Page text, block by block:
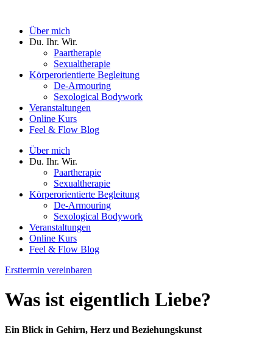
springenÜber mich
Du. Ihr. Wir.
Paartherapie
Sexualtherapie
Körperorientierte Begleitung
De-Armouring
Sexological Bodywork
Veranstaltungen
Online Kurs
Feel & Flow Blog
Über mich
Du. Ihr. Wir.
Paartherapie
Sexualtherapie
Körperorientierte Begleitung
De-Armouring
Sexological Bodywork
Veranstaltungen
Online Kurs
Feel & Flow Blog
Ersttermin vereinbaren
Was ist eigentlich Liebe?
Ein Blick in Gehirn, Herz und Beziehungskunst